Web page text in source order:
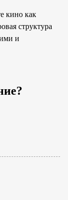
кино как
структура
и